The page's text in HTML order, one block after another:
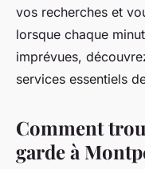
vos recherches et
lorsque chaque
imprévues,
services essentiels
Comment
garde à